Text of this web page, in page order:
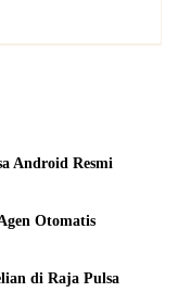
Android Resmi
Otomatis
di Raja Pulsa